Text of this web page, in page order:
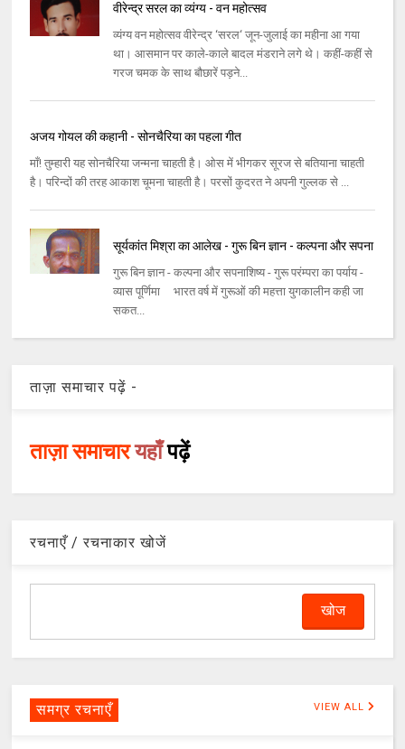
वीरेन्द्र सरल का व्यंग्य - वन महोत्‍सव
व्‍यंग्‍य वन महोत्‍सव वीरेन्‍द्र ‘सरल‘ जून-जुलाई का महीना आ गया
था। आसमान पर काले-काले बादल मंडराने लगे थे। कहीं-कहीं से
गरज चमक के साथ बौछारें पड़ने...
अजय गोयल की कहानी - सोनचैरिया का पहला गीत
माँ! तुम्हारी यह सोनचैरिया जन्मना चाहती है। ओस में भीगकर सूरज से बतियाना चाहती
है। परिन्दों की तरह आकाश चूमना चाहती है। परसों कुदरत ने अपनी गुल्लक से ...
सूर्यकांत मिश्रा का आलेख - गुरू बिन ज्ञान - कल्पना और सपना
गुरू बिन ज्ञान - कल्पना और सपनाशिष्य - गुरू परंम्परा का पर्याय -
व्यास पूर्णिमा भारत वर्ष में गुरूओं की महत्ता युगकालीन कही जा
सकत...
ताज़ा समाचार पढ़ें -
ताज़ा समाचारयहाँपढ़ें
रचनाएँ / रचनाकार खोजें
समग्र रचनाएँ VIEW ALL